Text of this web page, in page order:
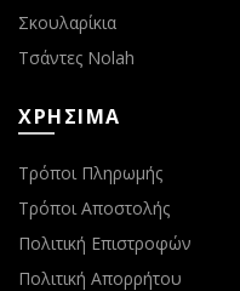
Σκουλαρίκια
Τσάντες Nolah
ΧΡΗΣΙΜΑ
Τρόποι Πληρωμής
Τρόποι Αποστολής
Πολιτική Επιστροφών
Πολιτική Απορρήτου